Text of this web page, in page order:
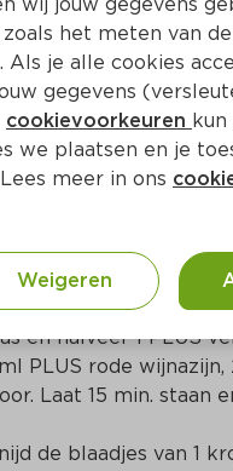
en halveer 1 PLUS
PLUS rode
Laat 15 min. staan
de blaadjes van 1
het meten van
Als je alle cookies
gegevens
cookievoorkeuren
we plaatsen en je
meer in ons
Weigeren